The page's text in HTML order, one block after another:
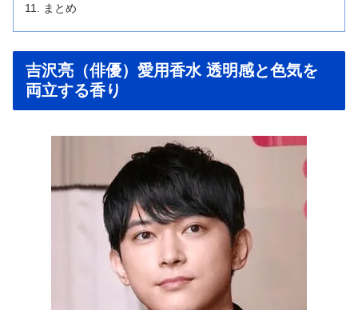
まとめ
吉沢亮（俳優）愛用香水 透明感と色気を
両立する香り